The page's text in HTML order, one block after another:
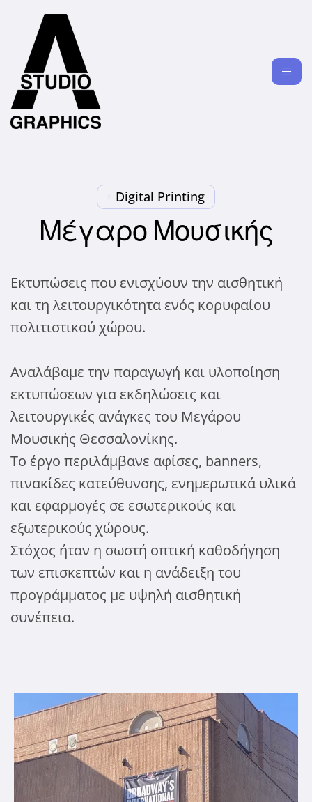
Digital Printing
Μέγαρο Μουσικής
Εκτυπώσεις που ενισχύουν την αισθητική
και τη λειτουργικότητα ενός κορυφαίου
πολιτιστικού χώρου.
Αναλάβαμε την παραγωγή και υλοποίηση
εκτυπώσεων για εκδηλώσεις και
λειτουργικές ανάγκες του Μεγάρου
Μουσικής Θεσσαλονίκης.
Το έργο περιλάμβανε αφίσες, banners,
πινακίδες κατεύθυνσης, ενημερωτικά υλικά
και εφαρμογές σε εσωτερικούς και
εξωτερικούς χώρους.
Στόχος ήταν η σωστή οπτική καθοδήγηση
των επισκεπτών και η ανάδειξη του
προγράμματος με υψηλή αισθητική
συνέπεια.